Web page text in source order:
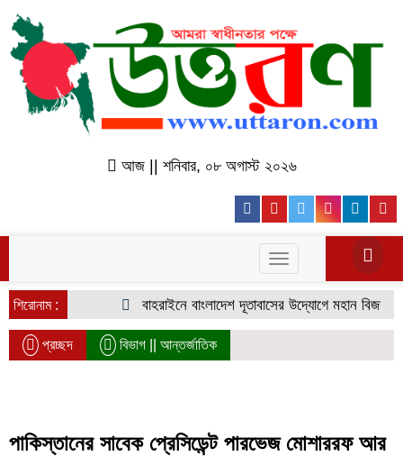
আজ || শনিবার, ০৮ অগাস্ট ২০২৬
Facebook
YoutubeTwitter
Toggle
navigation
শিরোনাম :
বাহরাইনে বাংলাদেশ দূতাবাসের উদ্যোগে মহান বিজয় দিবস
প্রচ্ছদ বিভাগ || আন্তর্জাতিক
পাকিস্তানের সাবেক প্রেসিডেন্ট পারভেজ মোশাররফ আর